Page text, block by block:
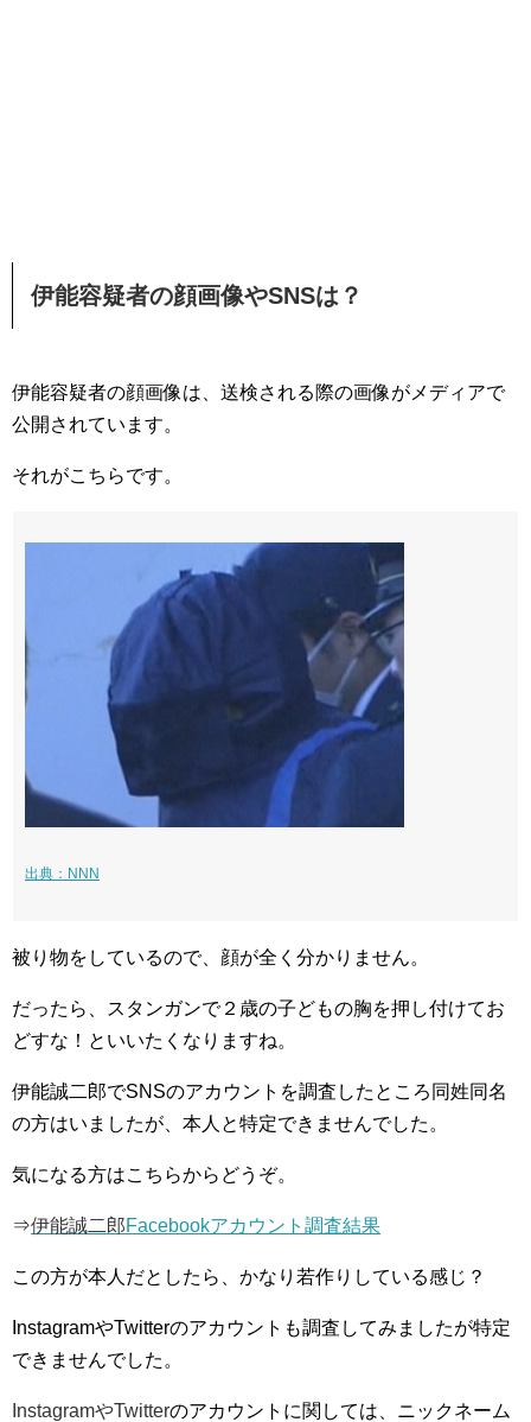
伊能容疑者の顔画像やSNSは？
伊能容疑者の顔画像は、送検される際の画像がメディアで
公開されています。
それがこちらです。
出典：NNN
被り物をしているので、顔が全く分かりません。
だったら、スタンガンで２歳の子どもの胸を押し付けてお
どすな！といいたくなりますね。
伊能誠二郎でSNSのアカウントを調査したところ同姓同名
の方はいましたが、本人と特定できませんでした。
気になる方はこちらからどうぞ。
⇒伊能誠二郎Facebookアカウント調査結果
この方が本人だとしたら、かなり若作りしている感じ？
InstagramやTwitterのアカウントも調査してみましたが特定
できませんでした。
InstagramやTwitterのアカウントに関しては、ニックネーム